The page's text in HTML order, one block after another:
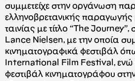
συμμετείχε στην οργάνωση
ελληνοβρετανικής
ταινίας με τίτλο “The Journey”,
Lance Nielsen, με την οποία
κινηματογραφικά φεστιβάλ
International Film Festival, ενώ
φεστιβάλ κινηματογράφου